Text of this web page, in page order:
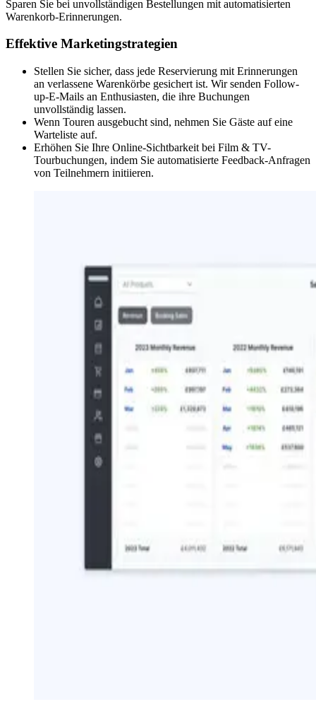
Sparen Sie bei unvollständigen Bestellungen mit automatisierten
Warenkorb-Erinnerungen.
Effektive Marketingstrategien
Stellen Sie sicher, dass jede Reservierung mit Erinnerungen
an verlassene Warenkörbe gesichert ist. Wir senden Follow-
up-E-Mails an Enthusiasten, die ihre Buchungen
unvollständig lassen.
Wenn Touren ausgebucht sind, nehmen Sie Gäste auf eine
Warteliste auf.
Erhöhen Sie Ihre Online-Sichtbarkeit bei Film & TV-
Tourbuchungen, indem Sie automatisierte Feedback-Anfragen
von Teilnehmern initiieren.